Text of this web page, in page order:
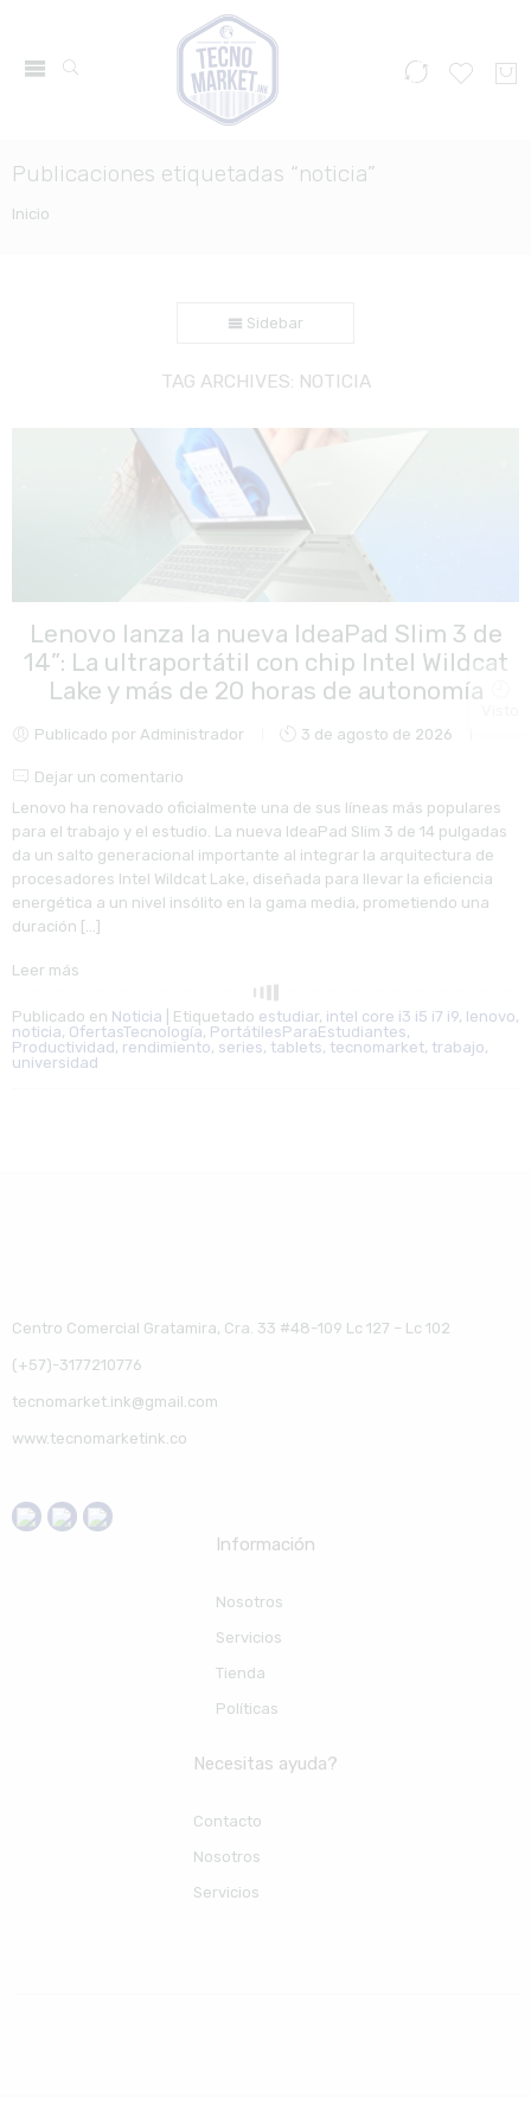
Publicaciones etiquetadas “noticia”
Inicio
Sidebar
TAG ARCHIVES: NOTICIA
Lenovo lanza la nueva IdeaPad Slim 3 de
14”: La ultraportátil con chip Intel Wildcat
Lake y más de 20 horas de autonomía
Publicado por Administrador 3 de agosto de 2026
Dejar un comentario
Lenovo ha renovado oficialmente una de sus líneas más populares
para el trabajo y el estudio. La nueva IdeaPad Slim 3 de 14 pulgadas
da un salto generacional importante al integrar la arquitectura de
procesadores Intel Wildcat Lake, diseñada para llevar la eficiencia
energética a un nivel insólito en la gama media, prometiendo una
duración […]
Leer más
Publicado en Noticia Etiquetado estudiar, intel core i3 i5 i7 i9, lenovo,
noticia, OfertasTecnología, PortátilesParaEstudiantes,
Productividad, rendimiento, series, tablets, tecnomarket, trabajo,
universidad
Centro Comercial Gratamira, Cra. 33 #48-109 Lc 127 – Lc 102
(+57)-3177210776
tecnomarket.ink@gmail.com
www.tecnomarketink.co
Información
Nosotros
Servicios
Tienda
Políticas
Necesitas ayuda?
Contacto
Nosotros
Servicios